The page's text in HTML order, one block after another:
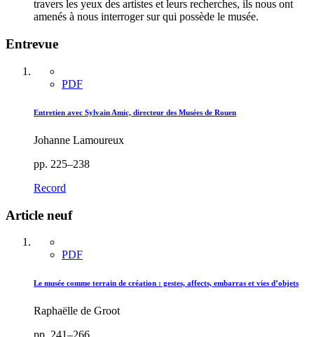
travers les yeux des artistes et leurs recherches, ils nous ont
amenés à nous interroger sur qui possède le musée.
Entrevue
PDF
Entretien avec Sylvain Amic, directeur des Musées de Rouen
Johanne Lamoureux
pp. 225–238
Record
Article neuf
PDF
Le musée comme terrain de création : gestes, affects, embarras et vies d’objets
Raphaëlle de Groot